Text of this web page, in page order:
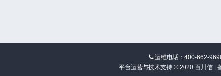
运维电话：400-662-
平台运营与技术支持 © 2020 百川信 |